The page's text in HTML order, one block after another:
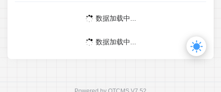
数据加载中...
数据加载中...